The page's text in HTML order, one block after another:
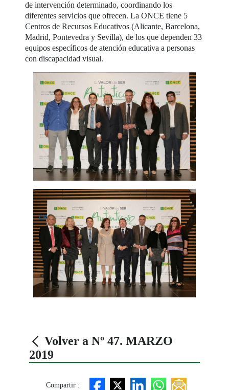
de intervención determinado, coordinando los
diferentes servicios que ofrecen. La ONCE tiene 5
Centros de Recursos Educativos (Alicante, Barcelona,
Madrid, Pontevedra y Sevilla), de los que dependen 33
equipos específicos de atención educativa a personas
con discapacidad visual.
Volver a Nº 47. MARZO
2019
Compartir :